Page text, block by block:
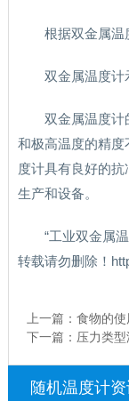
根据双金属温
双金属温度计
双金属温度
和极高温度的精
度计具有良好的
生产和设备。
“工业双金属
转载请勿删除！
上一篇： 食物的
下一篇： 压力类
随机温度计